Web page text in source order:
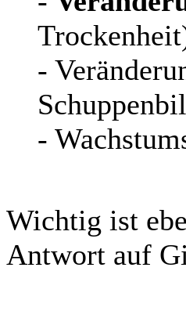
-
-
Wichtig ist
Antwort auf